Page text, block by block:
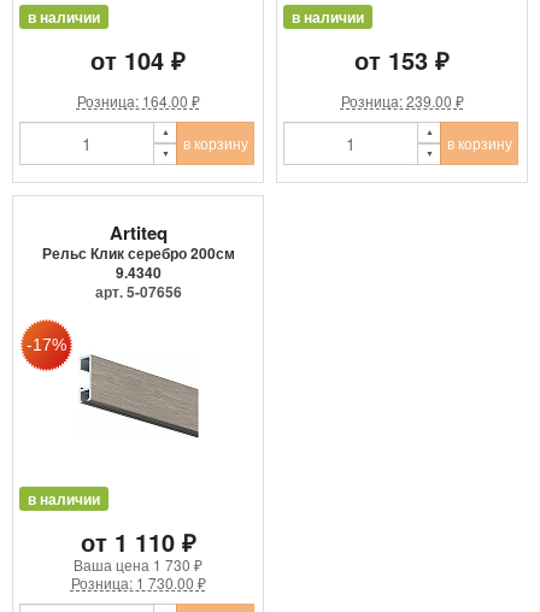
в наличии
от 104 ₽
Розница: 164.00 ₽
в корзину
в наличии
от 153 ₽
Розница: 239.00 ₽
в корзину
Artiteq
Рельс Клик серебро 200см
9.4340
арт. 5-07656
в наличии
от 1 110 ₽
Ваша цена 1 730 ₽
Розница: 1 730.00 ₽